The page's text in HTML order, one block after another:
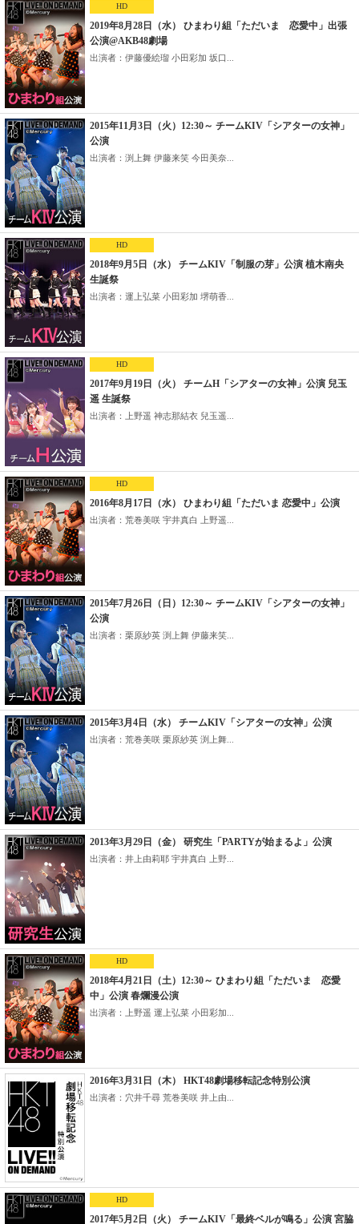
HD
2019年8月28日（水） ひまわり組「ただいま 恋愛中」出張
公演@AKB48劇場
出演者：伊藤優絵瑠 小田彩加 坂口...
2015年11月3日（火）12:30～ チームKIV「シアターの女神」
公演
出演者：渕上舞 伊藤来笑 今田美奈...
HD
2018年9月5日（水） チームKIV「制服の芽」公演 植木南央
生誕祭
出演者：運上弘菜 小田彩加 堺萌香...
HD
2017年9月19日（火） チームH「シアターの女神」公演 兒玉
遥 生誕祭
出演者：上野遥 神志那結衣 兒玉遥...
HD
2016年8月17日（水） ひまわり組「ただいま 恋愛中」公演
出演者：荒巻美咲 宇井真白 上野遥...
2015年7月26日（日）12:30～ チームKIV「シアターの女神」
公演
出演者：栗原紗英 渕上舞 伊藤来笑...
2015年3月4日（水） チームKIV「シアターの女神」公演
出演者：荒巻美咲 栗原紗英 渕上舞...
2013年3月29日（金） 研究生「PARTYが始まるよ」公演
出演者：井上由莉耶 宇井真白 上野...
HD
2018年4月21日（土）12:30～ ひまわり組「ただいま 恋愛
中」公演 春爛漫公演
出演者：上野遥 運上弘菜 小田彩加...
2016年3月31日（木） HKT48劇場移転記念特別公演
出演者：穴井千尋 荒巻美咲 井上由...
HD
2017年5月2日（火） チームKIV「最終ベルが鳴る」公演 宮脇